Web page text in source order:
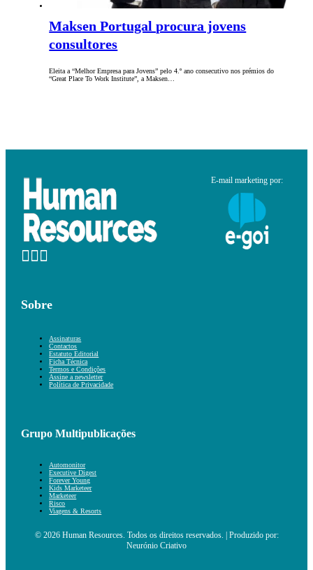
Maksen Portugal procura jovens
consultores
Eleita a “Melhor Empresa para Jovens” pelo 4.º ano consecutivo nos prémios do
“Great Place To Work Institute”, a Maksen…
E-mail marketing por:
Sobre
Assinaturas
Contactos
Estatuto Editorial
Ficha Técnica
Termos e Condições
Assine a newsletter
Política de Privacidade
Grupo Multipublicações
Automonitor
Executive Digest
Forever Young
Kids Marketeer
Marketeer
Risco
Viagens & Resorts
© 2026 Human Resources. Todos os direitos reservados. | Produzido por:
Neurónio Criativo